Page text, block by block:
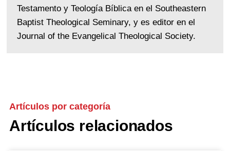
Testamento y Teología Bíblica en el Southeastern
Baptist Theological Seminary, y es editor en el
Journal of the Evangelical Theological Society.
Artículos por categoría
Artículos relacionados